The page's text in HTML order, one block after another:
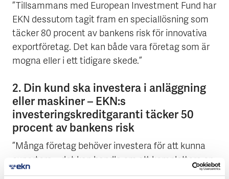
”Tillsammans med European Investment Fund har
EKN dessutom tagit fram en speciallösning som
täcker 80 procent av bankens risk för innovativa
exportföretag. Det kan både vara företag som är
mogna eller i ett tidigare skede.”
2. Din kund ska investera i anläggning
eller maskiner – EKN:s
investeringskreditgaranti täcker 50
procent av bankens risk
”Många företag behöver investera för att kunna
exportera – det kan handla om att komplettera en
maskinpark eller bygga en helt ny